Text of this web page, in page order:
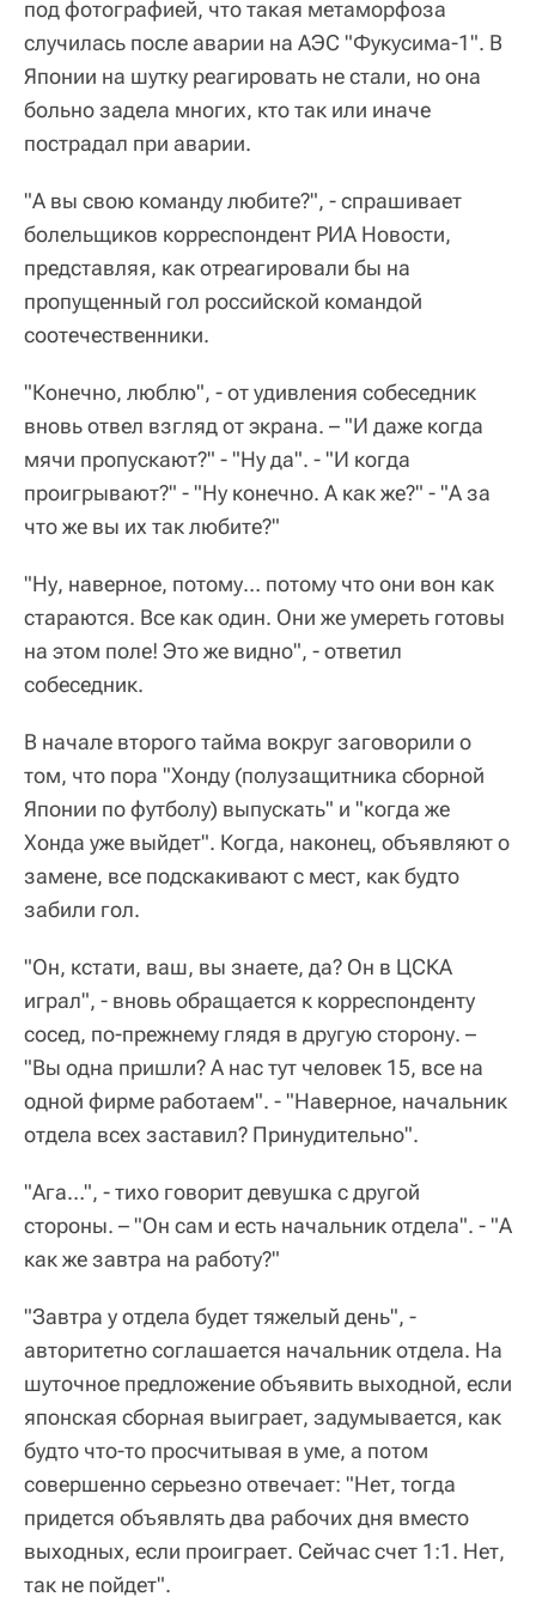
под фотографией, что такая метаморфоза
случилась после аварии на АЭС "Фукусима-1". В
Японии на шутку реагировать не стали, но она
больно задела многих, кто так или иначе
пострадал при аварии.
"А вы свою команду любите?", - спрашивает
болельщиков корреспондент РИА Новости,
представляя, как отреагировали бы на
пропущенный гол российской командой
соотечественники.
"Конечно, люблю", - от удивления собеседник
вновь отвел взгляд от экрана. – "И даже когда
мячи пропускают?" - "Ну да". - "И когда
проигрывают?" - "Ну конечно. А как же?" - "А за
что же вы их так любите?"
"Ну, наверное, потому… потому что они вон как
стараются. Все как один. Они же умереть готовы
на этом поле! Это же видно", - ответил
собеседник.
В начале второго тайма вокруг заговорили о
том, что пора "Хонду (полузащитника сборной
Японии по футболу) выпускать" и "когда же
Хонда уже выйдет". Когда, наконец, объявляют о
замене, все подскакивают с мест, как будто
забили гол.
"Он, кстати, ваш, вы знаете, да? Он в ЦСКА
играл", - вновь обращается к корреспонденту
сосед, по-прежнему глядя в другую сторону. –
"Вы одна пришли? А нас тут человек 15, все на
одной фирме работаем". - "Наверное, начальник
отдела всех заставил? Принудительно".
"Ага…", - тихо говорит девушка с другой
стороны. – "Он сам и есть начальник отдела". - "А
как же завтра на работу?"
"Завтра у отдела будет тяжелый день", -
авторитетно соглашается начальник отдела. На
шуточное предложение объявить выходной, если
японская сборная выиграет, задумывается, как
будто что-то просчитывая в уме, а потом
совершенно серьезно отвечает: "Нет, тогда
придется объявлять два рабочих дня вместо
выходных, если проиграет. Сейчас счет 1:1. Нет,
так не пойдет".